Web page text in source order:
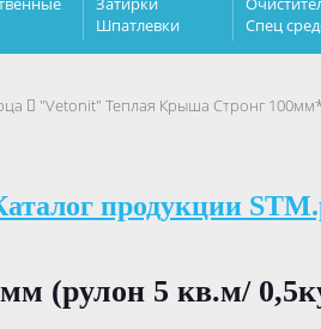
Шпатлевки
Спец
"Vetonit" Теплая Крыша Стронг
продукции
(рулон 5 кв.м/